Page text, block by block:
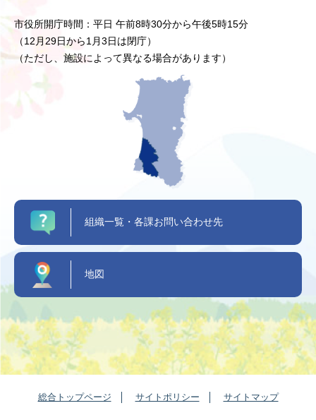
市役所開庁時間：平日 午前8時30分から午後5時15分
（12月29日から1月3日は閉庁）
（ただし、施設によって異なる場合があります）
組織一覧・各課お問い合わせ先
地図
総合トップページ サイトポリシー サイトマップ